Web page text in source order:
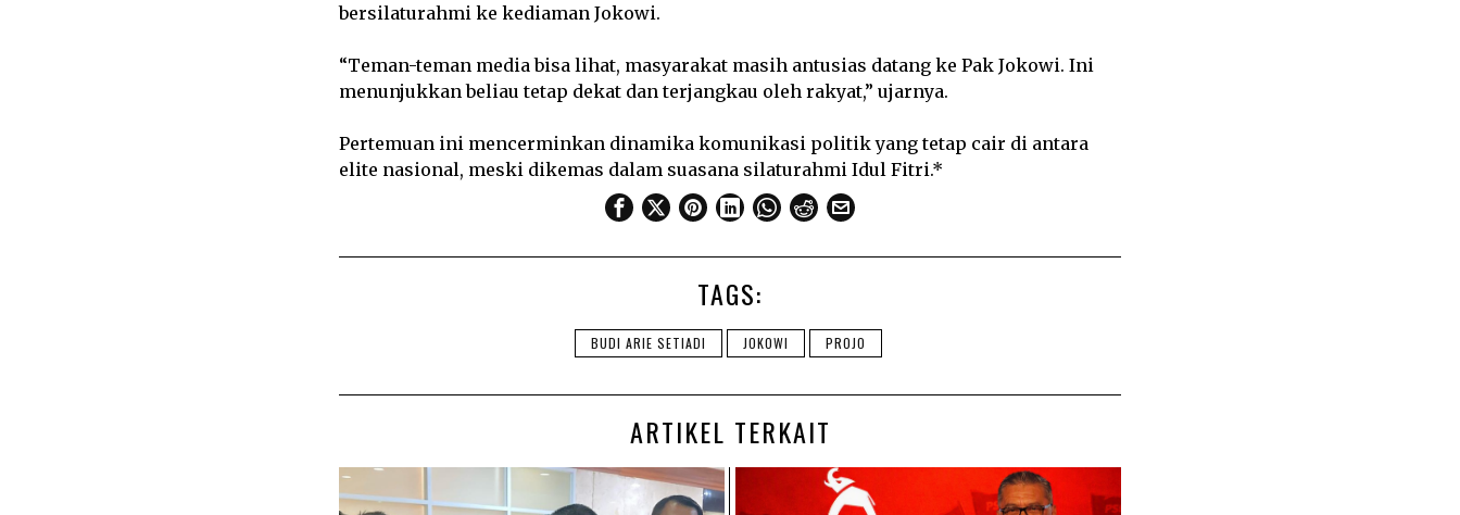
bersilaturahmi ke kediaman Jokowi.
“Teman-teman media bisa lihat, masyarakat masih antusias datang ke Pak Jokowi. Ini
menunjukkan beliau tetap dekat dan terjangkau oleh rakyat,” ujarnya.
Pertemuan ini mencerminkan dinamika komunikasi politik yang tetap cair di antara
elite nasional, meski dikemas dalam suasana silaturahmi Idul Fitri.*
TAGS:
BUDI ARIE SETIADI JOKOWI PROJO
ARTIKEL TERKAIT